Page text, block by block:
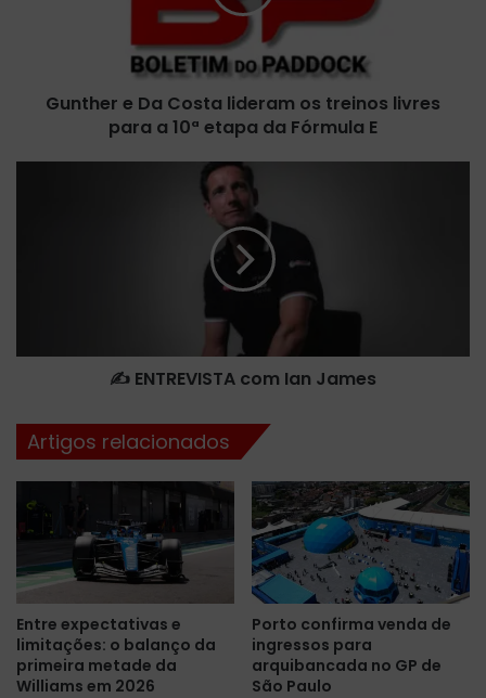
Gunther e Da Costa lideram os treinos livres
para a 10ª etapa da Fórmula E
✍️ ENTREVISTA com Ian James
Artigos relacionados
Entre expectativas e
limitações: o balanço da
primeira metade da
Williams em 2026
Porto confirma venda de
ingressos para
arquibancada no GP de
São Paulo